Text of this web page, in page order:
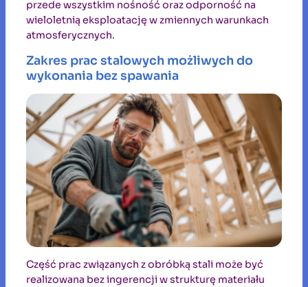
przede wszystkim nośność oraz odporność na
wieloletnią eksploatację w zmiennych warunkach
atmosferycznych.
Zakres prac stalowych możliwych do
wykonania bez spawania
Część prac związanych z obróbką stali może być
realizowana bez ingerencji w strukturę materiału